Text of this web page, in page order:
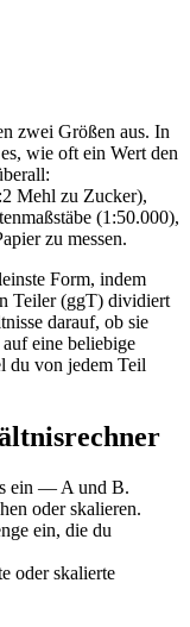
zwei Größen aus. In
wie oft ein Wert den
Mehl zu Zucker),
(1:50.000),
zu messen.
Form, indem
Teiler (ggT) dividiert
darauf, ob sie
eine beliebige
du von jedem Teil
ein — A und B.
oder skalieren.
ein, die du
oder skalierte